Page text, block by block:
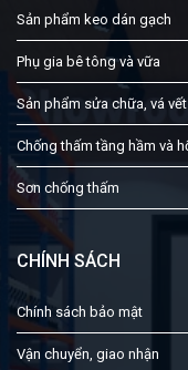
Sản phẩm keo dán gạch
Phụ gia bê tông và vữa
Sản phẩm sửa chữa, vá
Chống thấm tầng hầm và
Sơn chống thấm
CHÍNH SÁCH
Chính sách bảo mật
Vận chuyển, giao nhận